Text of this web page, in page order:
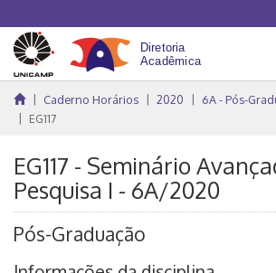
Caderno Horários 2020 6A - Pós-
EG117
EG117 - Seminário
Pesquisa I - 6A/2020
Pós-Graduação